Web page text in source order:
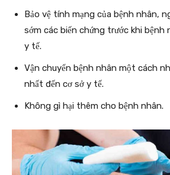
Bảo vệ tính mạng của bệnh nhân,
sớm các biến chứng trước khi bệnh
y tế.
Vận chuyển bệnh nhân một cách
nhất đến cơ sở y tế.
Không gì hại thêm cho bệnh nhân.